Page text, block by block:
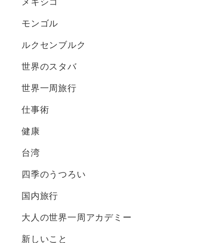
メキシコ
モンゴル
ルクセンブルク
世界のスタバ
世界一周旅行
仕事術
健康
台湾
四季のうつろい
国内旅行
大人の世界一周アカデミー
新しいこと